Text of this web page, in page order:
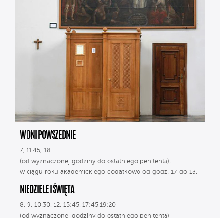
W DNI POWSZEDNIE
7, 11.45, 18
(od wyznaczonej godziny do ostatniego penitenta);
w ciągu roku akademickiego dodatkowo od godz. 17 do 18.
NIEDZIELE I ŚWIĘTA
8, 9, 10.30, 12, 15:45, 17:45,19:20
(od wyznaczonej godziny do ostatniego penitenta)